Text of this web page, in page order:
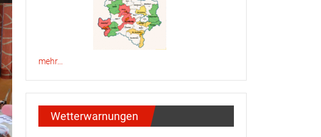
mehr...
Wetterwarnungen